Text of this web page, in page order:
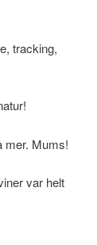
tracking,
mer. Mums!
var helt